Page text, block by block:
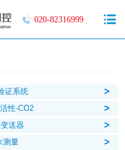
020-82316999
证系统 >
性-CO2 >
送器 >
测量 >